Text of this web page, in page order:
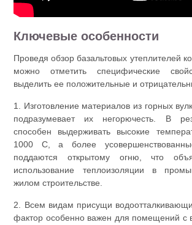
Ключевые особенности
Проведя обзор базальтовых утеплителей
можно отметить специфические
выделить ее положительные и
1. Изготовление материалов из горных
подразумевает их негорючесть. В
способен выдерживать высокие
1000 С, а более
поддаются открытому огню, что
использование теплоизоляции в
жилом строительстве.
2. Всем видам присущи
фактор особенно важен для помещений с